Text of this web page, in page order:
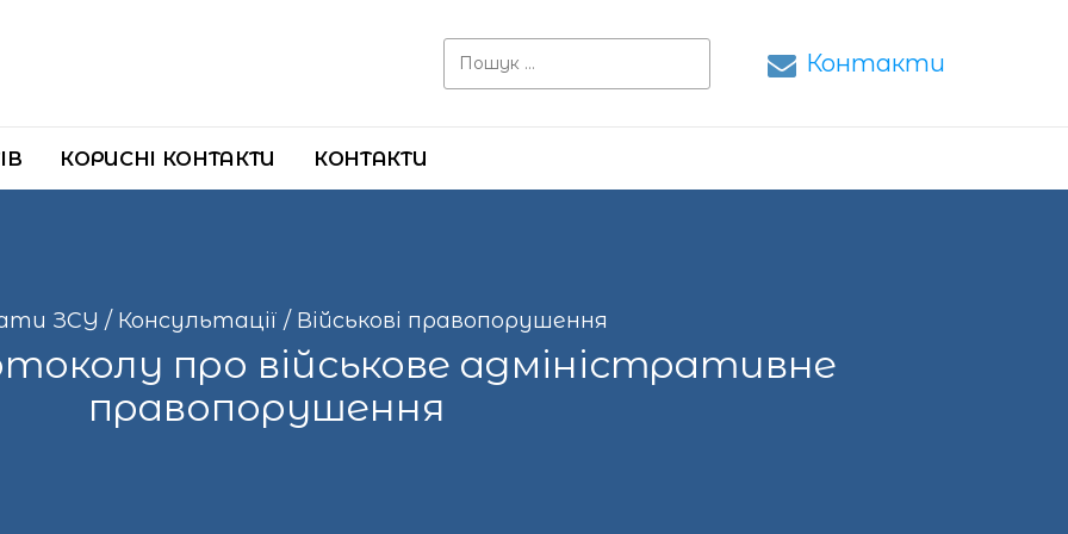
КОРИСНІ КОНТАКТИ КОНТАКТИ
Контакти
про військове адміністративне
правопорушення
ЗСУ / Консультації / Військові правопорушення